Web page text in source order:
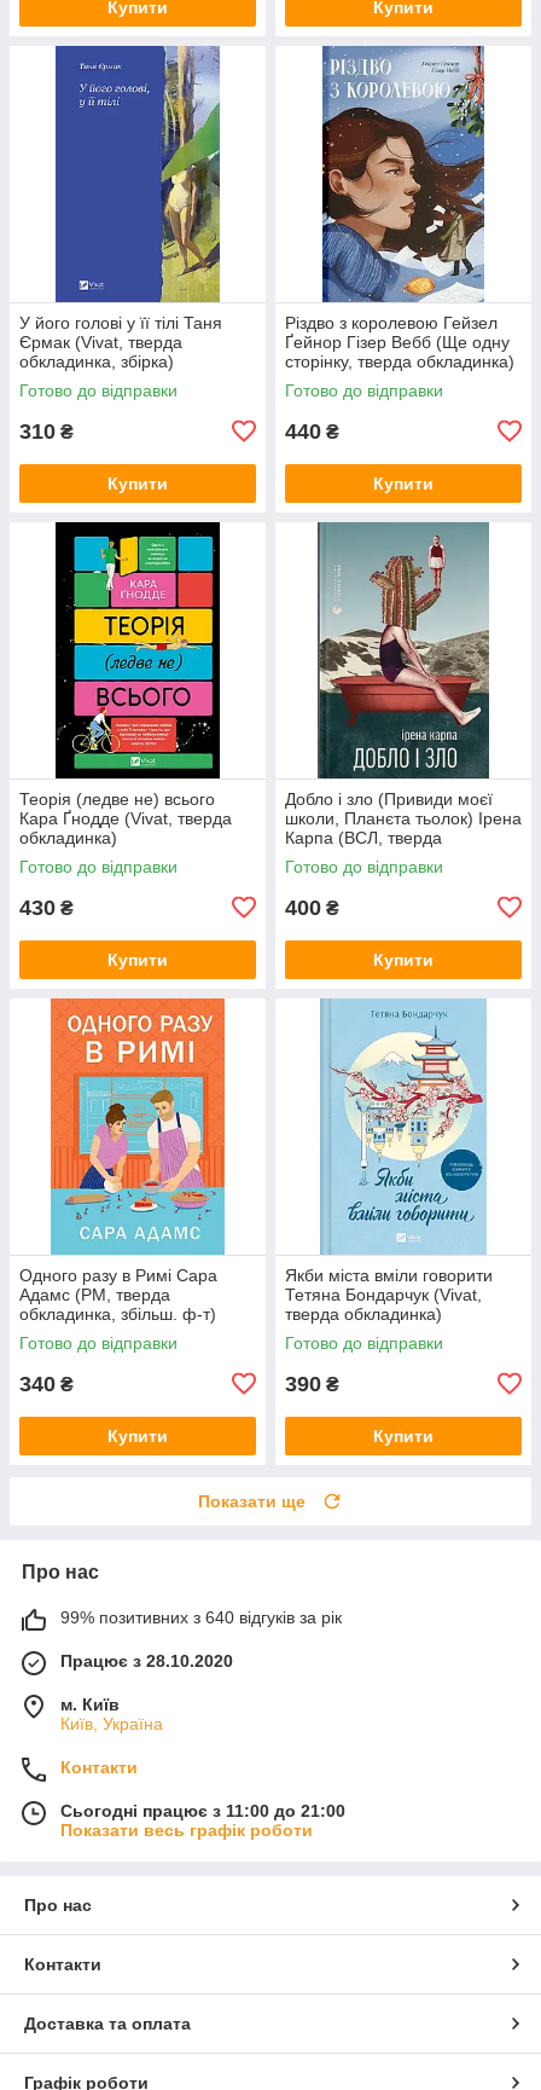
Купити Купити
У його голові у її тілі Таня
Єрмак (Vivat, тверда
обкладинка, збірка)
Готово до відправки
310 ₴
Купити
Різдво з королевою Гейзел
Ґейнор Гізер Вебб (Ще одну
сторінку, тверда обкладинка)
Готово до відправки
440 ₴
Купити
Теорія (ледве не) всього
Кара Ґнодде (Vivat, тверда
обкладинка)
Готово до відправки
430 ₴
Купити
Добло і зло (Привиди моєї
школи, Планєта тьолок) Ірена
Карпа (ВСЛ, тверда
обкладинка, збірка)
Готово до відправки
400 ₴
Купити
Одного разу в Римі Сара
Адамс (РМ, тверда
обкладинка, збільш. ф-т)
Готово до відправки
340 ₴
Купити
Якби міста вміли говорити
Тетяна Бондарчук (Vivat,
тверда обкладинка)
Готово до відправки
390 ₴
Купити
Показати ще
Про нас
99% позитивних з 640 відгуків за рік
Працює з 28.10.2020
м. Київ
Київ, Україна
Контакти
Сьогодні працює з 11:00 до 21:00
Показати весь графік роботи
Про нас
Контакти
Доставка та оплата
Графік роботи